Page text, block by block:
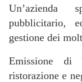
Un’azienda
pubblicitario,
gestione dei
Emissione di
ristorazione e